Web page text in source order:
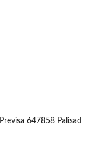
647858 Palisad